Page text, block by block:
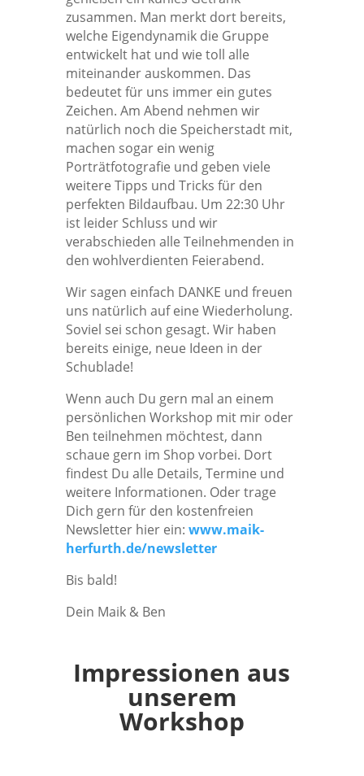
zusammen. Man merkt dort bereits,
welche Eigendynamik die Gruppe
entwickelt hat und wie toll alle
miteinander auskommen. Das
bedeutet für uns immer ein gutes
Zeichen. Am Abend nehmen wir
natürlich noch die Speicherstadt mit,
machen sogar ein wenig
Porträtfotografie und geben viele
weitere Tipps und Tricks für den
perfekten Bildaufbau. Um 22:30 Uhr
ist leider Schluss und wir
verabschieden alle Teilnehmenden in
den wohlverdienten Feierabend.
Wir sagen einfach DANKE und freuen
uns natürlich auf eine Wiederholung.
Soviel sei schon gesagt. Wir haben
bereits einige, neue Ideen in der
Schublade!
Wenn auch Du gern mal an einem
persönlichen Workshop mit mir oder
Ben teilnehmen möchtest, dann
schaue gern im Shop vorbei. Dort
findest Du alle Details, Termine und
weitere Informationen. Oder trage
Dich gern für den kostenfreien
Newsletter hier ein: www.maik-
herfurth.de/newsletter
Bis bald!
Dein Maik & Ben
Impressionen aus
unserem
Workshop